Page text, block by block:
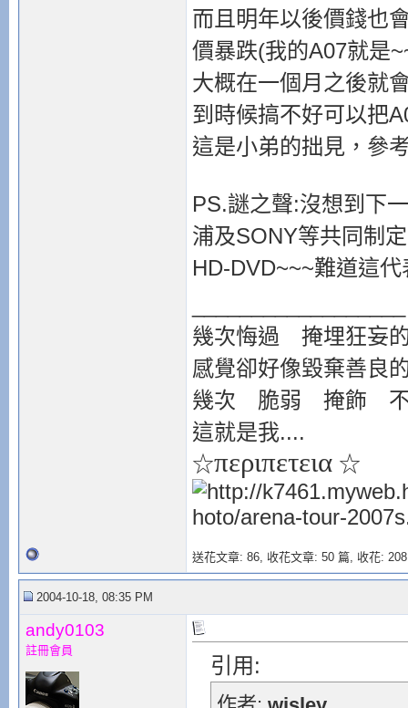
而且明年以後價錢也
價暴跌(我的A07就是
大概在一個月之後就
到時候搞不好可以把
這是小弟的拙見，參
PS.謎之聲:沒想到下
浦及SONY等共同制
HD-DVD~~~難道這
幾次悔過 掩埋狂妄
感覺卻好像毀棄善良
幾次 脆弱 掩飾 不
這就是我....
☆περιπετεια☆
送花文章: 86, 收花文章: 50 篇, 收花:
2004-10-18, 08:35 PM
andy0103
註冊會員
引用: